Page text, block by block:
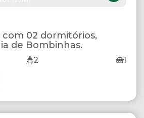
02 dormitórios,
de Bombinhas.
2 1